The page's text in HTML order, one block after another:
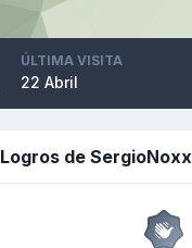
ÚLTIMA VISITA
22 Abril
Logros de SergioNoxx